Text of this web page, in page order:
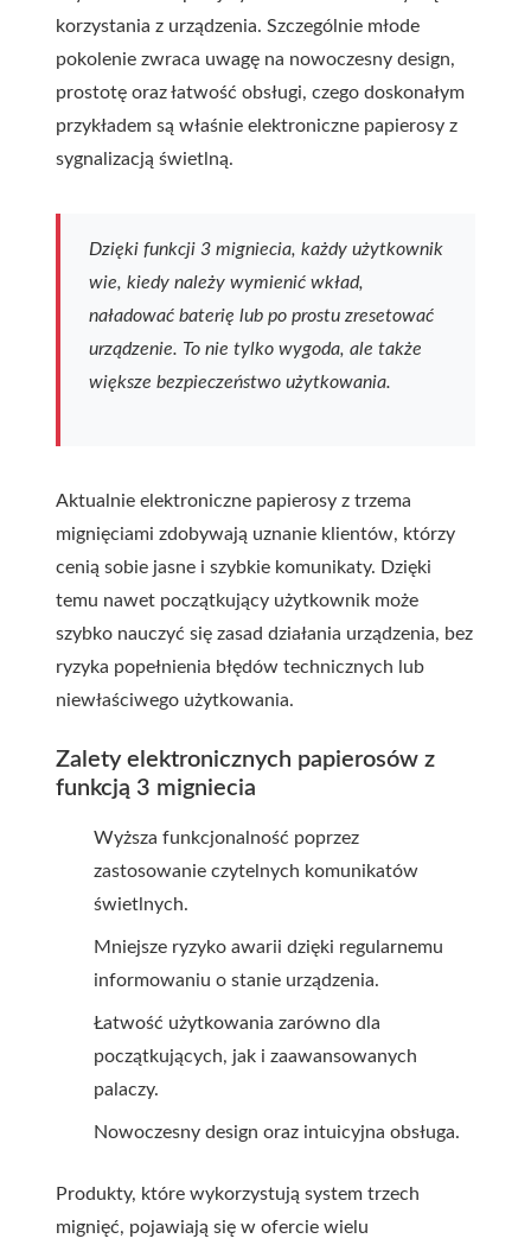
korzystania z urządzenia. Szczególnie młode
pokolenie zwraca uwagę na nowoczesny design,
prostotę oraz łatwość obsługi, czego doskonałym
przykładem są właśnie elektroniczne papierosy z
sygnalizacją świetlną.
Dzięki funkcji 3 migniecia, każdy użytkownik
wie, kiedy należy wymienić wkład,
naładować baterię lub po prostu zresetować
urządzenie. To nie tylko wygoda, ale także
większe bezpieczeństwo użytkowania.
Aktualnie elektroniczne papierosy z trzema
mignięciami zdobywają uznanie klientów, którzy
cenią sobie jasne i szybkie komunikaty. Dzięki
temu nawet początkujący użytkownik może
szybko nauczyć się zasad działania urządzenia, bez
ryzyka popełnienia błędów technicznych lub
niewłaściwego użytkowania.
Zalety elektronicznych papierosów z
funkcją 3 migniecia
Wyższa funkcjonalność poprzez
zastosowanie czytelnych komunikatów
świetlnych.
Mniejsze ryzyko awarii dzięki regularnemu
informowaniu o stanie urządzenia.
Łatwość użytkowania zarówno dla
początkujących, jak i zaawansowanych
palaczy.
Nowoczesny design oraz intuicyjna obsługa.
Produkty, które wykorzystują system trzech
mignięć, pojawiają się w ofercie wielu